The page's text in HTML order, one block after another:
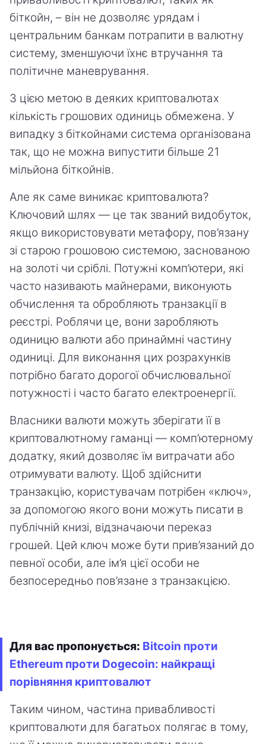
біткойн, – він не дозволяє урядам і
центральним банкам потрапити в валютну
систему, зменшуючи їхнє втручання та
політичне маневрування.
З цією метою в деяких криптовалютах
кількість грошових одиниць обмежена. У
випадку з біткойнами система організована
так, що не можна випустити більше 21
мільйона біткойнів.
Але як саме виникає криптовалюта?
Ключовий шлях — це так званий видобуток,
якщо використовувати метафору, пов’язану
зі старою грошовою системою, заснованою
на золоті чи сріблі. Потужні комп’ютери, які
часто називають майнерами, виконують
обчислення та обробляють транзакції в
реєстрі. Роблячи це, вони заробляють
одиницю валюти або принаймні частину
одиниці. Для виконання цих розрахунків
потрібно багато дорогої обчислювальної
потужності і часто багато електроенергії.
Власники валюти можуть зберігати її в
криптовалютному гаманці — комп’ютерному
додатку, який дозволяє їм витрачати або
отримувати валюту. Щоб здійснити
транзакцію, користувачам потрібен «ключ»,
за допомогою якого вони можуть писати в
публічній книзі, відзначаючи переказ
грошей. Цей ключ може бути прив’язаний до
певної особи, але ім’я цієї особи не
безпосередньо пов’язане з транзакцією.
Для вас пропонується: Bitcoin проти
Ethereum проти Dogecoin: найкращі
порівняння криптовалют
Таким чином, частина привабливості
криптовалюти для багатьох полягає в тому,